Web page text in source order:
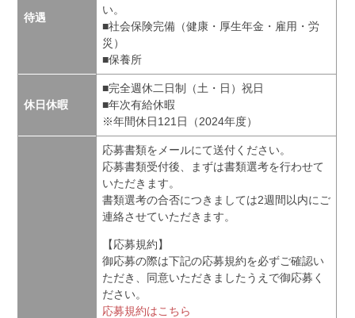
待遇
い。
■社会保険完備（健康・厚生年金・雇用・労
災）
■保養所
休日休暇
■完全週休二日制（土・日）祝日
■年次有給休暇
※年間休日121日（2024年度）
応募書類をメールにて送付ください。
応募書類受付後、まずは書類選考を行わせて
いただきます。
書類選考の合否につきましては2週間以内にご
連絡させていただきます。
【応募規約】
御応募の際は下記の応募規約を必ずご確認い
ただき、同意いただきましたうえで御応募く
ださい。
応募規約はこちら